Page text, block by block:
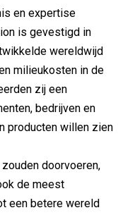
en expertise
is gevestigd in
wereldwijd
milieukosten in de
zij een
bedrijven en
producten willen zien
doorvoeren,
de meest
een betere wereld